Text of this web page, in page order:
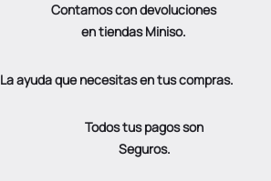
Contamos con devoluciones
en tiendas Miniso.
La ayuda que necesitas en tus compras.
Todos tus pagos son
Seguros.